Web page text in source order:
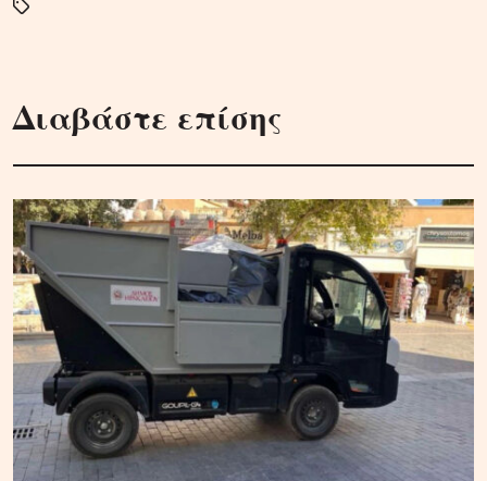
Διαβάστε επίσης